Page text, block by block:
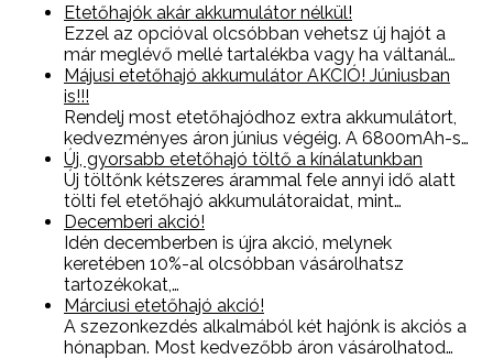
Etetőhajók akár akkumulátor nélkül!
Ezzel az opcióval olcsóbban vehetsz új hajót a
már meglévő mellé tartalékba vagy ha váltanál…
Májusi etetőhajó akkumulátor AKCIÓ! Júniusban
is!!!
Rendelj most etetőhajódhoz extra akkumulátort,
kedvezményes áron június végéig. A 6800mAh-s…
Új, gyorsabb etetőhajó töltő a kínálatunkban
Új töltőnk kétszeres árammal fele annyi idő alatt
tölti fel etetőhajó akkumulátoraidat, mint…
Decemberi akció!
Idén decemberben is újra akció, melynek
keretében 10%-al olcsóbban vásárolhatsz
tartozékokat,…
Márciusi etetőhajó akció!
A szezonkezdés alkalmából két hajónk is akciós a
hónapban. Most kedvezőbb áron vásárolhatod…